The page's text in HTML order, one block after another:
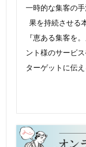
一時的な集客の
果を持続させる
『恵ある集客を
ント様のサービ
ターゲットに伝